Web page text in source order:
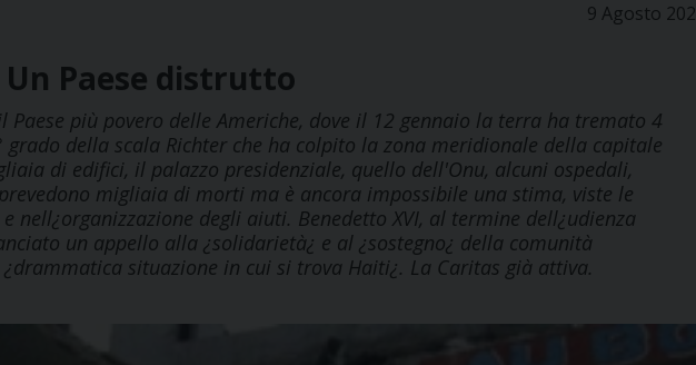
9 Agosto
Paese distrutto
più povero delle Americhe, dove il 12 gennaio la terra ha tremato 4
grado della scala Richter che ha colpito la zona meridionale della capitale
di edifici, il palazzo presidenziale, quello dell'Onu, alcuni ospedali,
migliaia di morti ma è ancora impossibile una stima, viste le
nell¿organizzazione degli aiuti. Benedetto XVI, al termine dell¿udienza
un appello alla ¿solidarietà¿ e al ¿sostegno¿ della comunità
situazione in cui si trova Haiti¿. La Caritas già attiva.